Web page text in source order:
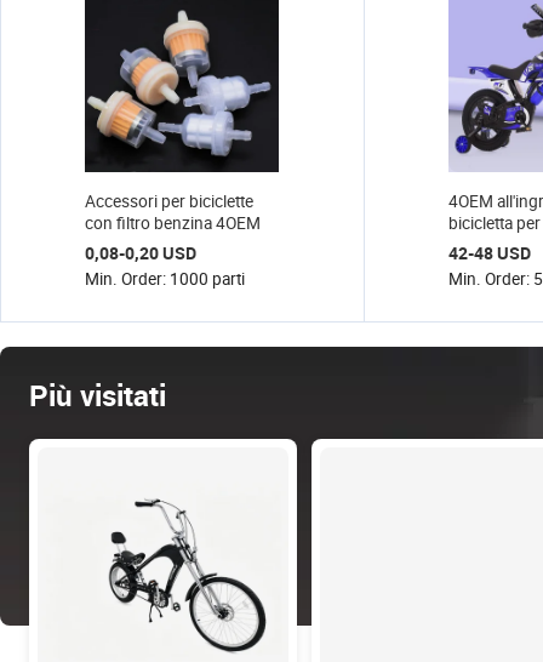
Accessori per biciclette
con filtro benzina 4OEM
0,08-0,20 USD
Min. Order: 1000 parti
4OEM
bicicletta
moto 12/16
42-48 USD
Min. Order:
Più visitati